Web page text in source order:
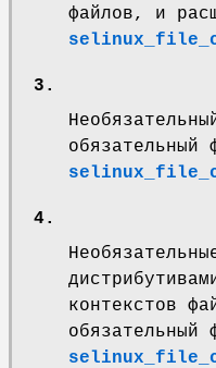
файлов, и
3.
обязательный
4.
контекстов
обязательный